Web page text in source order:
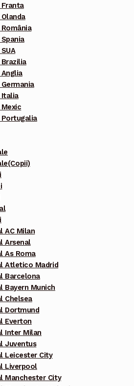
AC Milan
Arsenal
As Roma
Atletico Madrid
Barcelona
Bayern Munich
Chelsea
Dortmund
Everton
Inter Milan
Juventus
Leicester City
Liverpool
Manchester City